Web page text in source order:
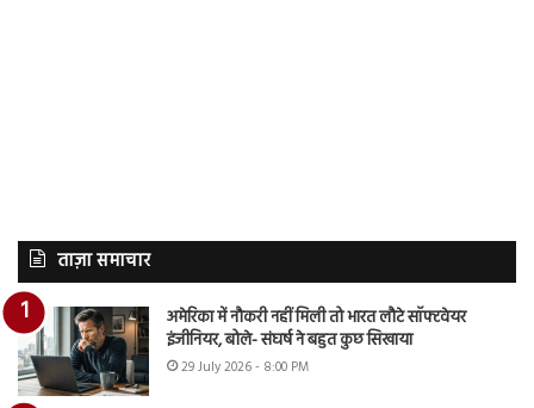
ताज़ा समाचार
अमेरिका में नौकरी नहीं मिली तो भारत लौटे सॉफ्टवेयर
इंजीनियर, बोले- संघर्ष ने बहुत कुछ सिखाया
29 July 2026 - 8:00 PM